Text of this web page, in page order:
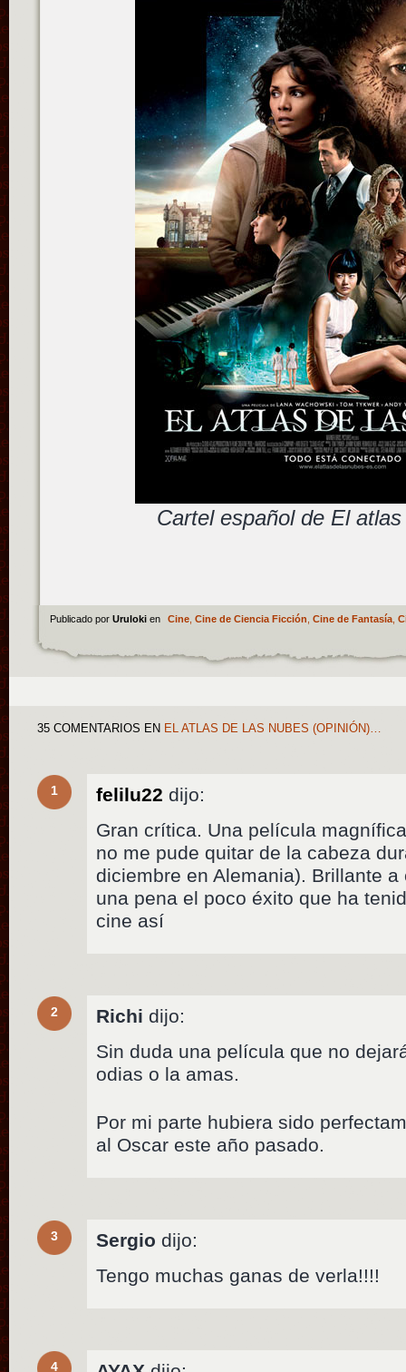
Cartel español de El
Publicado por Uruloki en Cine, Cine de Ciencia Ficción Cine de Fantasía,
35 COMENTARIOS EN EL ATLAS DE LAS NUBES (OPINIÓN)…
1 felilu22 dijo:
Gran crítica. Una película
no me pude quitar de la cabeza
diciembre en Alemania). Brillante
una pena el poco éxito que ha
cine así
2 Richi dijo:
Sin duda una película que no
odias o la amas.
Por mi parte hubiera sido
al Oscar este año pasado.
3 Sergio dijo:
Tengo muchas ganas de verla!!!!
4